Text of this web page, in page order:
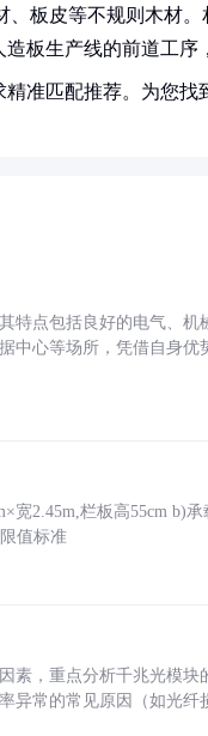
、板皮等不规则木材
板生产线的前道工序
准匹配推荐。为您找
特点包括良好的电气、机
中心等场所，凭借自身优
宽2.45m,栏板高55cm b)
值标准
素，重点分析千兆光模块
异常的常见原因（如光